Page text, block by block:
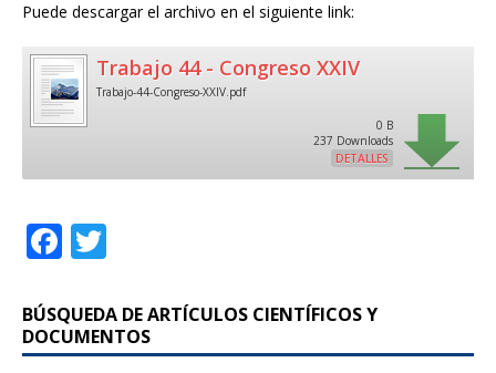
Puede descargar el archivo en el siguiente link:
Trabajo 44 - Congreso XXIV
Trabajo-44-Congreso-XXIV.pdf
0 B
237 Downloads
DETALLES
F
c
e
it
te
BÚSQUEDA DE ARTÍCULOS CIENTÍFICOS Y
DOCUMENTOS